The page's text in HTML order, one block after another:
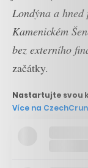
Londýna a
Kamenickém
bez externího
začátky.
Nastartujte svou
Více na